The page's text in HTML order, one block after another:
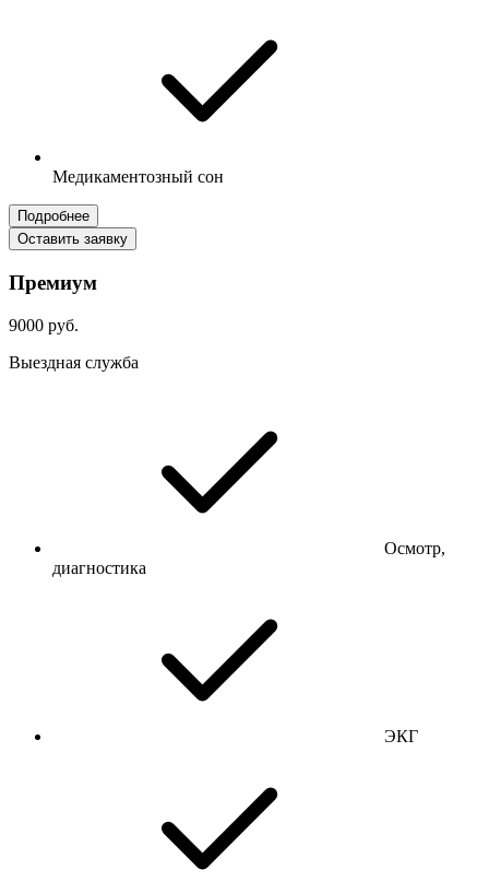
Медикаментозный сон
Подробнее
Оставить заявку
Премиум
9000 руб.
Выездная служба
Осмотр,
диагностика
ЭКГ